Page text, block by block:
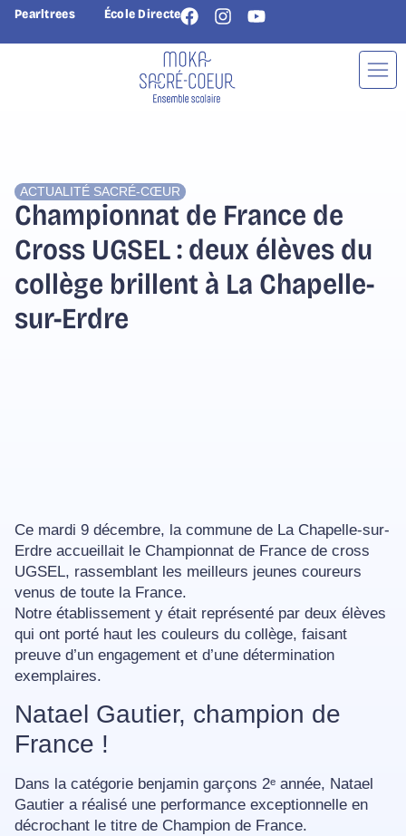
Pearltrees École Directe
ACTUALITÉ SACRÉ-CŒUR
Championnat de France de
Cross UGSEL : deux élèves du
collège brillent à La Chapelle-
sur-Erdre
Ce mardi 9 décembre, la commune de La Chapelle-sur-
Erdre accueillait le Championnat de France de cross
UGSEL, rassemblant les meilleurs jeunes coureurs
venus de toute la France.
Notre établissement y était représenté par deux élèves
qui ont porté haut les couleurs du collège, faisant
preuve d’un engagement et d’une détermination
exemplaires.
Natael Gautier, champion de
France !
Dans la catégorie benjamin garçons 2ᵉ année, Natael
Gautier a réalisé une performance exceptionnelle en
décrochant le titre de Champion de France.